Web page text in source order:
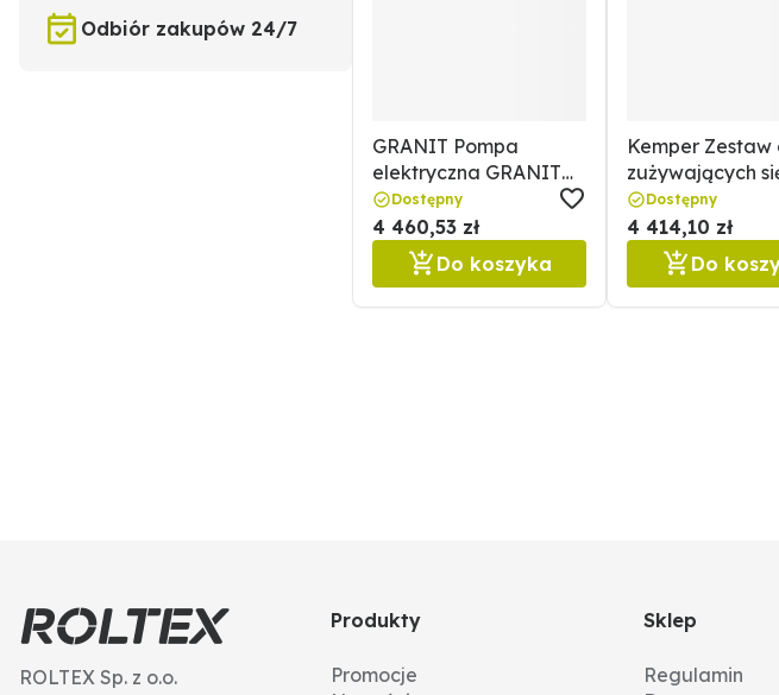
Odbiór zakupów 24/7
GRANIT Pompa
elektryczna GRANIT
11092131
Dostępny
4 460,53 zł
Do koszyka
Kemper Zestaw
zużywających
Kemper 11041157
Dostępny
4 414,10 zł
Do
ROLTEX Sp. z o.o.
Produkty
Promocje
Sklep
Regulamin